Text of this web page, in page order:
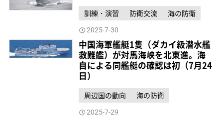
訓練・演習 防衛交流 海の防衛
2025-7-30
中国海軍艦艇1隻（ダカイ級潜水艦
救難艦）が対馬海峡を北東進。海
自による同艦艇の確認は初（7月24
日）
周辺国の動向 海の防衛
2025-7-29